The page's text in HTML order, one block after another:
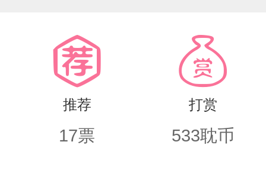
推荐
17票
打赏
533耽币